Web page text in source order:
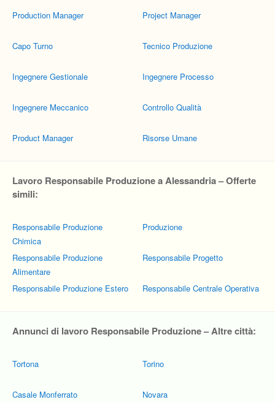
Production Manager
Capo Turno
Ingegnere Gestionale
Ingegnere Meccanico
Product Manager
Project Manager
Tecnico Produzione
Ingegnere Processo
Controllo Qualità
Risorse Umane
Lavoro Responsabile Produzione a Alessandria – Offerte
simili:
Responsabile Produzione
Chimica
Responsabile Produzione
Alimentare
Responsabile Produzione Estero
Produzione
Responsabile Progetto
Responsabile Centrale Operativa
Annunci di lavoro Responsabile Produzione – Altre città:
Tortona
Casale Monferrato
Torino
Novara